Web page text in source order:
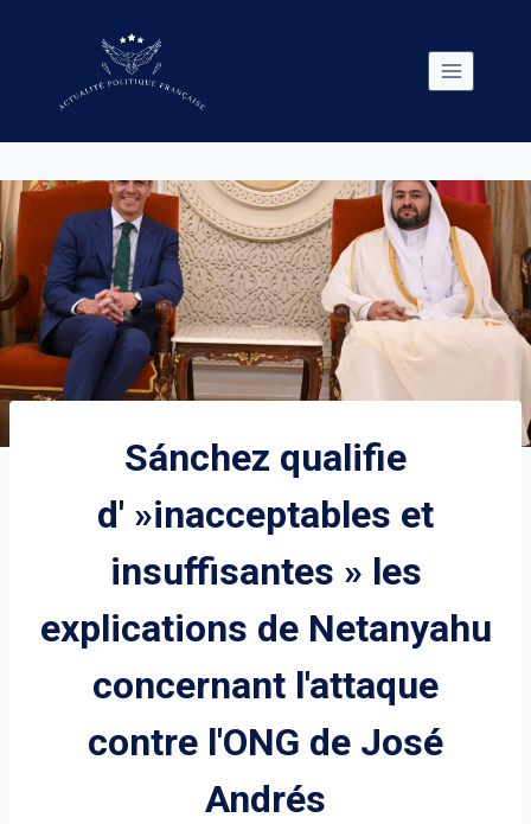
Sánchez qualifie
d' »inacceptables et
insuffisantes » les
explications de Netanyahu
concernant l'attaque
contre l'ONG de José
Andrés